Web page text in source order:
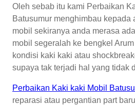
Oleh sebab itu kami Perbaikan
Batusumur menghimbau kepada
mobil sekiranya anda merasa
mobil segeralah ke bengkel
kondisi kaki kaki atau
supaya tak terjadi hal yang tidak
Perbaikan Kaki kaki Mobil
reparasi atau pergantian part